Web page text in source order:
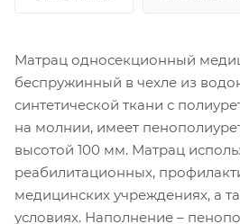
Матрац односекционный
беспружинный в чехле из
синтетической ткани с
на молнии, имеет
высотой 100 мм. Матрац
реабилитационных,
медицинских учреждениях, а
условиях. Наполнение –